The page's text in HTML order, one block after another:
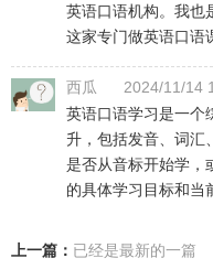
英语口语机构。我也
这家专门做英语口语
西瓜
2024/11/14
英语口语学习是一个
升，包括发音、词汇
是否从音标开始学，
的具体学习目标和当
上一篇： 已经是最新的一篇